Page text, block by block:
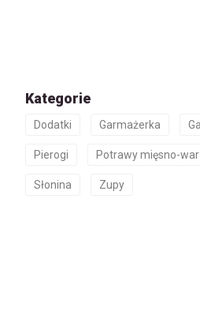
Kategorie
Dodatki Garmażerka
Pierogi Potrawy mięsno-
Słonina Zupy